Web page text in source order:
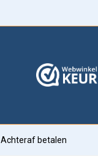
Achteraf betalen